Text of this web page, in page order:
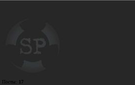
Посты: 17